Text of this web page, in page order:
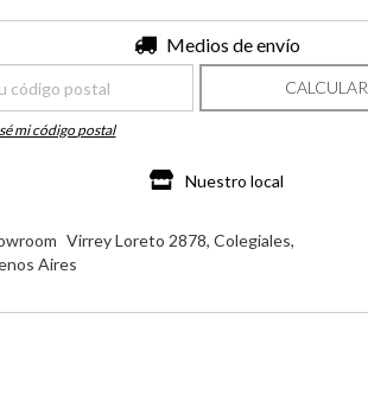
Medios de envío
CALCULAR
mi código postal
Nuestro local
Virrey Loreto 2878, Colegiales,
Aires